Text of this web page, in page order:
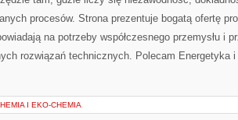
procesów. Strona prezentuje bogatą ofertę
na potrzeby współczesnego przemysłu i
rozwiązań technicznych. Polecam Energetyka i
I EKO-CHEMIA